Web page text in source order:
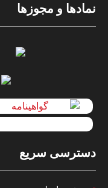
نمادها و مجوزها
دسترسی سریع